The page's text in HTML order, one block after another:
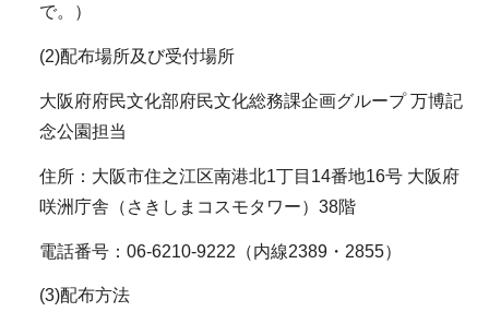
で。）
(2)配布場所及び受付場所
大阪府府民文化部府民文化総務課企画グループ 万博記
念公園担当
住所：大阪市住之江区南港北1丁目14番地16号 大阪府
咲洲庁舎（さきしまコスモタワー）38階
電話番号：06-6210-9222（内線2389・2855）
(3)配布方法